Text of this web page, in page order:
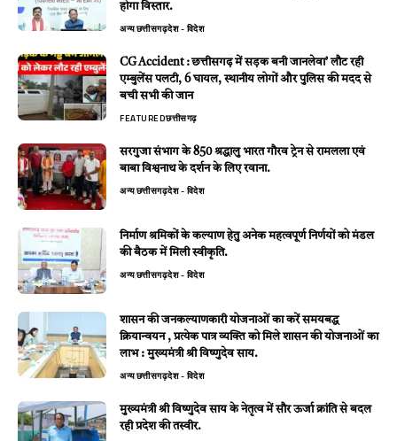
होगा विस्तार.
अन्यछत्तीसगढ़देश - विदेश
CG Accident : छत्तीसगढ़ में सड़क बनी जानलेवा’ लौट रही
एम्बुलेंस पलटी, 6 घायल, स्थानीय लोगों और पुलिस की मदद से
बची सभी की जान
FEATUREDछत्तीसगढ़
सरगुजा संभाग के 850 श्रद्धालु भारत गौरव ट्रेन से रामलला एवं
बाबा विश्वनाथ के दर्शन के लिए रवाना.
अन्यछत्तीसगढ़देश - विदेश
निर्माण श्रमिकों के कल्याण हेतु अनेक महत्वपूर्ण निर्णयों को मंडल
की बैठक में मिली स्वीकृति.
अन्यछत्तीसगढ़देश - विदेश
शासन की जनकल्याणकारी योजनाओं का करें समयबद्ध
क्रियान्वयन , प्रत्येक पात्र व्यक्ति को मिले शासन की योजनाओं का
लाभ : मुख्यमंत्री श्री विष्णुदेव साय.
अन्यछत्तीसगढ़देश - विदेश
मुख्यमंत्री श्री विष्णुदेव साय के नेतृत्व में सौर ऊर्जा क्रांति से बदल
रही प्रदेश की तस्वीर.